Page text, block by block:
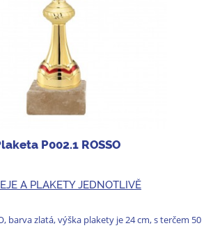
P002.1 ROSSO
A PLAKETY JEDNOTLIVĚ
barva zlatá, výška plakety je 24 cm, s terčem 50